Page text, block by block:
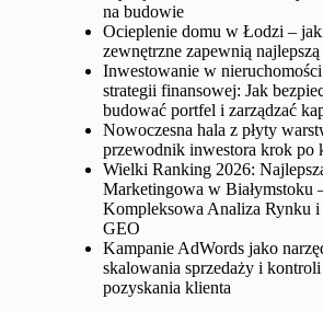
na budowie
Ocieplenie domu w Łodzi –
zewnętrzne zapewnią
Inwestowanie w
strategii finansowej: Jak
budować portfel i zarządzać
Nowoczesna hala z płyty
przewodnik inwestora krok po
Wielki Ranking 2026:
Marketingowa w Białymstoku
Kompleksowa Analiza Rynku
GEO
Kampanie AdWords jako
skalowania sprzedaży i
pozyskania klienta